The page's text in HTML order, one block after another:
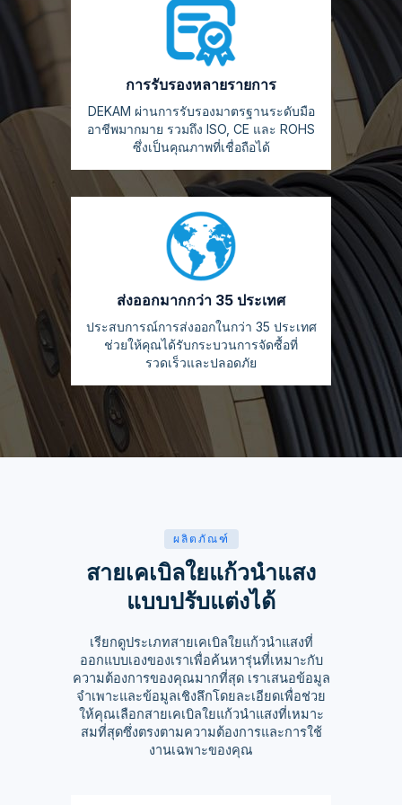
การรับรองหลายรายการ
DEKAM ผ่านการรับรองมาตรฐานระดับมือ
อาชีพมากมาย รวมถึง ISO, CE และ ROHS
ซึ่งเป็นคุณภาพที่เชื่อถือได้
ส่งออกมากกว่า 35 ประเทศ
ประสบการณ์การส่งออกในกว่า 35 ประเทศ
ช่วยให้คุณได้รับกระบวนการจัดซื้อที่
รวดเร็วและปลอดภัย
ผลิตภัณฑ์
สายเคเบิลใยแก้วนำแสง
แบบปรับแต่งได้
เรียกดูประเภทสายเคเบิลใยแก้วนำแสงที่
ออกแบบเองของเราเพื่อค้นหารุ่นที่เหมาะกับ
ความต้องการของคุณมากที่สุด เราเสนอข้อมูล
จำเพาะและข้อมูลเชิงลึกโดยละเอียดเพื่อช่วย
ให้คุณเลือกสายเคเบิลใยแก้วนำแสงที่เหมาะ
สมที่สุดซึ่งตรงตามความต้องการและการใช้
งานเฉพาะของคุณ